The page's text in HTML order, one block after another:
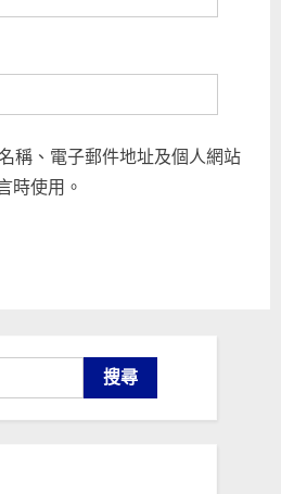
稱、電子郵件地址及個人網站
時使用。